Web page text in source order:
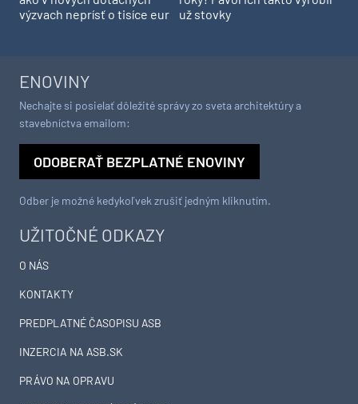
výzvach neprísť o tisíce eur
už stovky
UŽITOČNÉ ODKAZY
O NÁS
KONTAKTY
PREDPLATNÉ ČASOPISU ASB
INZERCIA NA ASB.SK
PRÁVO NA OPRAVU
ENOVINY
Nechajte si posielať dôležité správy zo sveta architektúry a
stavebníctva emailom:
ODOBERAŤ BEZPLATNÉ ENOVINY
Odber je možné kedykoľvek zrušiť jedným kliknutím.